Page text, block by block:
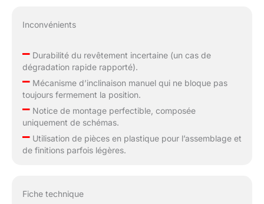
Inconvénients
–Durabilité du revêtement incertaine (un cas de
dégradation rapide rapporté).
–Mécanisme d’inclinaison manuel qui ne bloque pas
toujours fermement la position.
–Notice de montage perfectible, composée
uniquement de schémas.
–Utilisation de pièces en plastique pour l’assemblage et
de finitions parfois légères.
Fiche technique